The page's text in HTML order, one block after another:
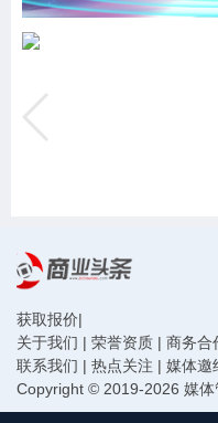
获取报价|
关于我们 | 荣誉资质 | 商务合
联系我们 | 热点关注 | 媒体邀
Copyright © 2019-2026 媒体